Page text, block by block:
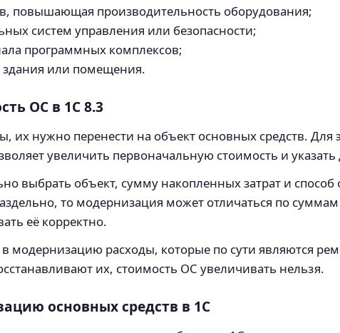
повышающая производительность оборудования;
систем управления или безопасности;
программных комплексов;
здания или помещения.
ОС в 1С 8.3
их нужно перенести на объект основных средств. Для
увеличить первоначальную стоимость и
выбрать объект, сумму накопленных затрат и способ
то модернизация может отличаться по
её корректно.
модернизацию расходы, которые по сути являются
их, стоимость ОС увеличивать нельзя.
основных средств в 1С